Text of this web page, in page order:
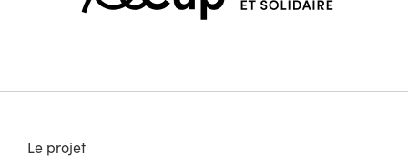
Le projet